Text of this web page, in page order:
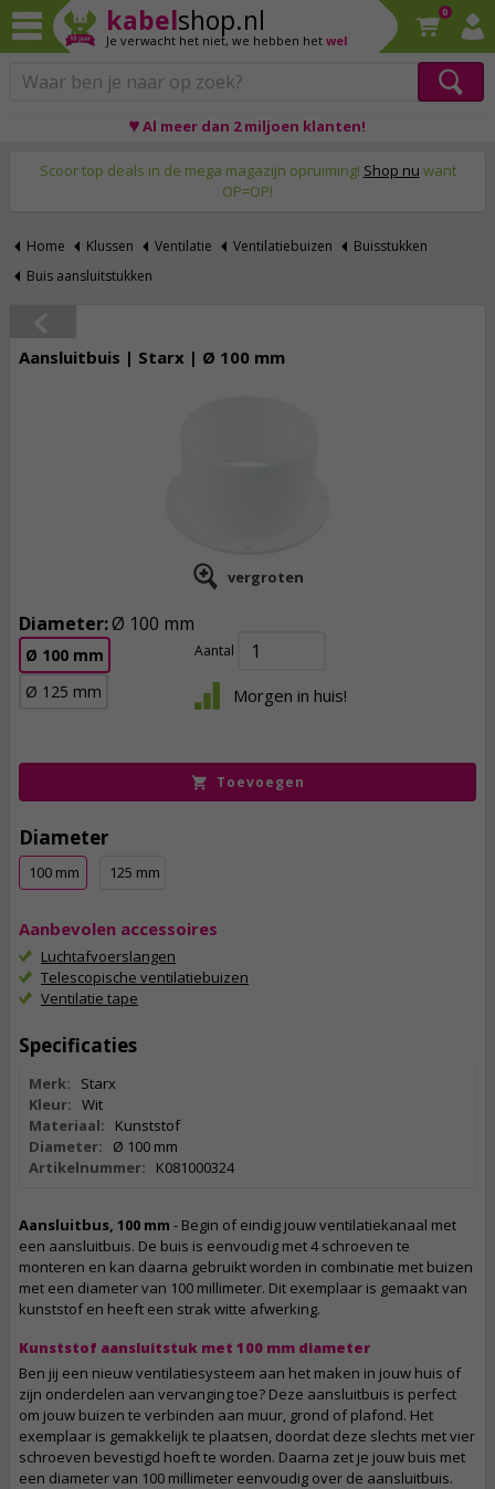
kabelshop.nl
Je verwacht het niet, we hebben het wel
0
♥ Al meer dan 2 miljoen klanten!
Scoor top deals in de mega magazijn opruiming! Shop nu want
OP=OP!
Home Klussen Ventilatie Ventilatiebuizen
Buisstukken
Buis aansluitstukken
Aansluitbuis | Starx | Ø 100 mm
vergroten
Diameter:Ø 100 mm
Ø 100 mm
Ø 125 mm
Aantal
Morgen in huis!
Toevoegen
Diameter
100 mm 125 mm
Aanbevolen accessoires
Luchtafvoerslangen
Telescopische ventilatiebuizen
Ventilatie tape
Specificaties
Merk:
Starx
Kleur: Wit
Materiaal:
Kunststof
Diameter:
Ø 100 mm
Artikelnummer:
K081000324
Aansluitbus, 100 mm - Begin of eindig jouw ventilatiekanaal met
een aansluitbuis. De buis is eenvoudig met 4 schroeven te
monteren en kan daarna gebruikt worden in combinatie met buizen
met een diameter van 100 millimeter. Dit exemplaar is gemaakt van
kunststof en heeft een strak witte afwerking.
Kunststof aansluitstuk met 100 mm diameter
Ben jij een nieuw ventilatiesysteem aan het maken in jouw huis of
zijn onderdelen aan vervanging toe? Deze aansluitbuis is perfect
om jouw buizen te verbinden aan muur, grond of plafond. Het
exemplaar is gemakkelijk te plaatsen, doordat deze slechts met vier
schroeven bevestigd hoeft te worden. Daarna zet je jouw buis met
een diameter van 100 millimeter eenvoudig over de aansluitbuis.